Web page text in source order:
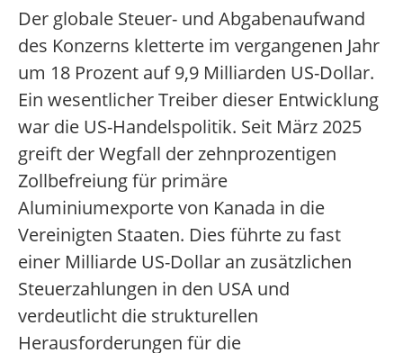
Der globale Steuer- und Abgabenaufwand
des Konzerns kletterte im vergangenen Jahr
um 18 Prozent auf 9,9 Milliarden US-Dollar.
Ein wesentlicher Treiber dieser Entwicklung
war die US-Handelspolitik. Seit März 2025
greift der Wegfall der zehnprozentigen
Zollbefreiung für primäre
Aluminiumexporte von Kanada in die
Vereinigten Staaten. Dies führte zu fast
einer Milliarde US-Dollar an zusätzlichen
Steuerzahlungen in den USA und
verdeutlicht die strukturellen
Herausforderungen für die